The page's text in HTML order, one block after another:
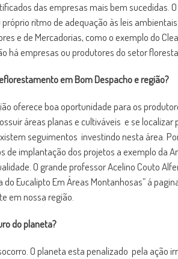
das empresas mais bem sucedidas.
ritmo de adequação às leis
e de Mercadorias, como o exemplo do
há empresas ou produtores do setor
em Bom Despacho e região?
oferece boa oportunidade para os
áreas planas e cultiváveis e se localizar
seguimentos investindo nesta área.
implantação dos projetos a exemplo da
O grande professor Acelino Couto
Eucalipto Em Áreas Montanhosas” á
em nossa região.
do planeta?
O planeta esta penalizado pela ação